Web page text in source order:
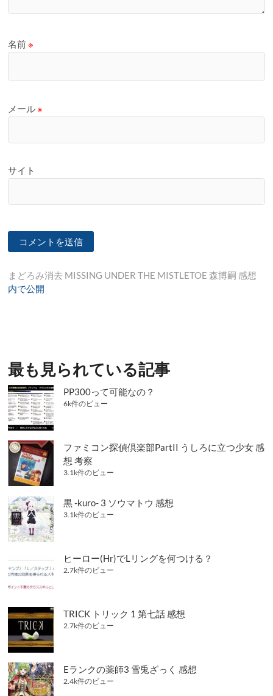
名前※
メール※
サイト
投
稿
ー
シ
ョ
ン
まどろみ消去 MISSING UNDER THE MISTLETOE 森博嗣 感想
内で公開
最も見られている記事
PP300って可能なの？
6k件のビュー
ファミコン探偵倶楽部PartII うしろに立つ少女 感
想 考察
3.1k件のビュー
黒 -kuro- 3 ソウマトウ 感想
3.1k件のビュー
ヒーロー(Hr)でLリングを何つける？
2.7k件のビュー
TRICK トリック 1 第七話 感想
2.7k件のビュー
Eランクの薬師3 雪兎ざっく 感想
2.4k件のビュー